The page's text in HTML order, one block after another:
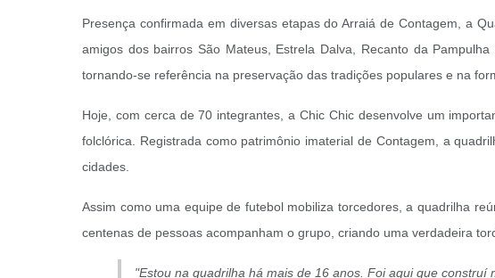
Presença confirmada em diversas etapas do Arraiá de Contagem, a
amigos dos bairros São Mateus, Estrela Dalva, Recanto da
tornando-se referência na preservação das tradições populares e na
Hoje, com cerca de 70 integrantes, a Chic Chic desenvolve um
folclórica. Registrada como patrimônio imaterial de Contagem, a
cidades.
Assim como uma equipe de futebol mobiliza torcedores, a quadrilha
centenas de pessoas acompanham o grupo, criando uma verdadeira
"Estou na quadrilha há mais de 16 anos. Foi aqui que construí